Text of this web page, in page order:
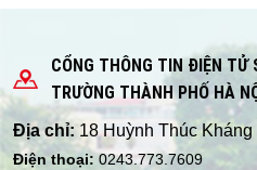
CỔNG THÔNG TIN ĐIỆN TỬ
TRƯỜNG THÀNH PHỐ HÀ
Địa chỉ: 18 Huỳnh Thúc Kháng
Điện thoại: 0243.773.7609